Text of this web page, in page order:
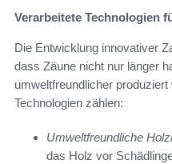
Verarbeitete Technologien
Die Entwicklung innovativer
dass Zäune nicht nur länger
umweltfreundlicher
Technologien zählen:
Umweltfreundliche
das Holz vor